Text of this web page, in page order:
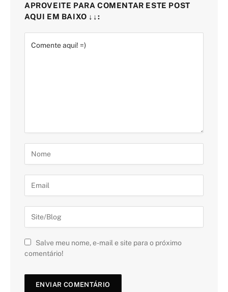
APROVEITE PARA COMENTAR ESTE POST
AQUI EM BAIXO ↓↓:
Salve meu nome, e-mail e site para o próximo
comentário!